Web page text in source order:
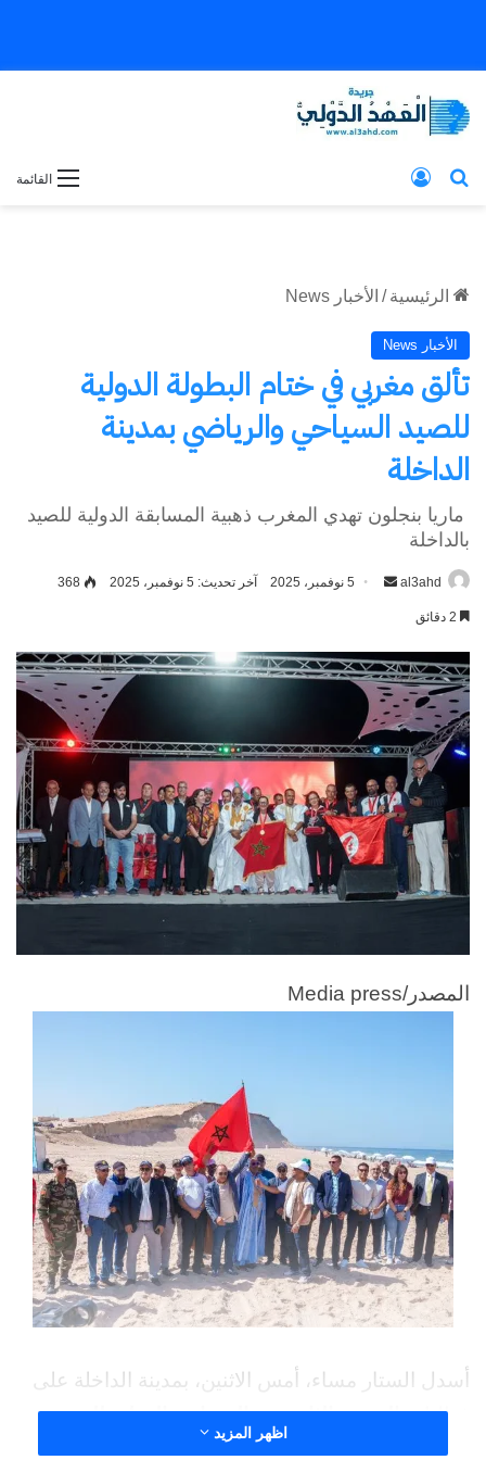
القائمة بحث عن
الرئيسية / الأخبار News
الأخبار News
تألق مغربي في ختام البطولة الدولية
للصيد السياحي والرياضي بمدينة
الداخلة
ماريا بنجلون تهدي المغرب ذهبية المسابقة الدولية للصيد
بالداخلة
al3ahd
أرسل 5 نوفمبر، 2025 آخر تحديث: 5 نوفمبر، 2025 368
المصدر/Media press
أسدل الستار مساء، أمس الاثنين، بمدينة الداخلة على
فعاليات النسخة الثانية من المسابقة الدولية للصيد
السياحي والرياضي، التي احتضنها شاطئ جرف
اظهر المزيد